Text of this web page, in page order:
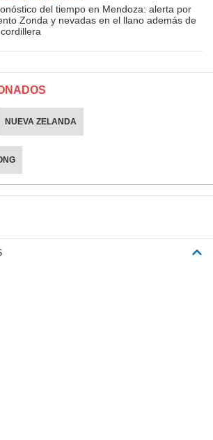
del tiempo en Mendoza: alerta por
Zonda y nevadas en el llano además de
NUEVA ZELANDA